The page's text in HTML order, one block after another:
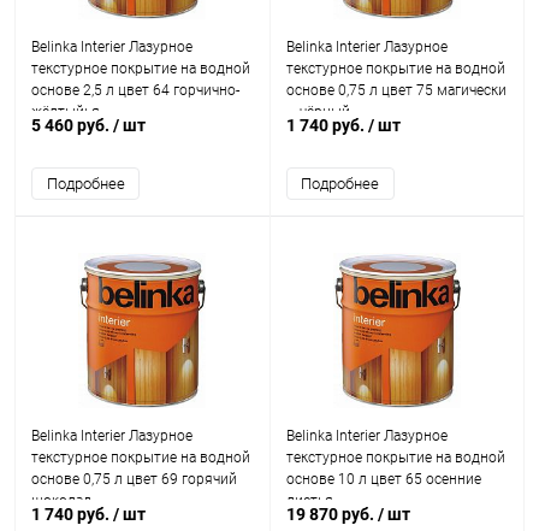
Belinka Interier Лазурное
текстурное покрытие на водной
основе 2,5 л цвет 64 горчично-
жёлтыйья
5 460 руб. / шт
Подробнее
Belinka Interier Лазурное
текстурное покрытие на водной
основе 0,75 л цвет 75 магически
– чёрный
1 740 руб. / шт
Подробнее
Belinka Interier Лазурное
текстурное покрытие на водной
основе 0,75 л цвет 69 горячий
шоколад
1 740 руб. / шт
Belinka Interier Лазурное
текстурное покрытие на водной
основе 10 л цвет 65 осенние
листья
19 870 руб. / шт